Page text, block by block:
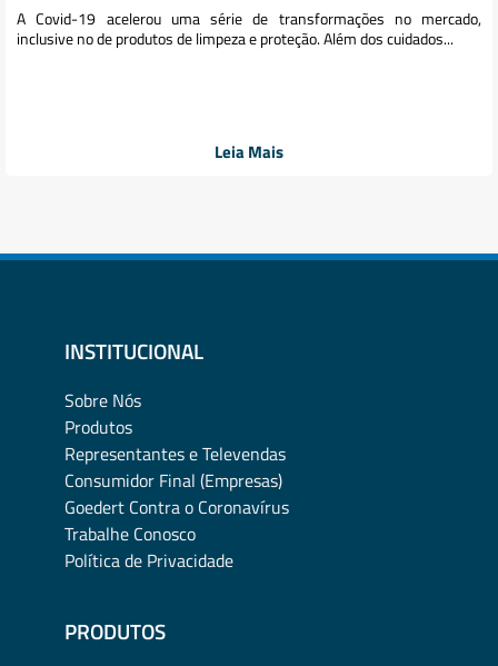
A Covid-19 acelerou uma série de transformações no mercado,
inclusive no de produtos de limpeza e proteção. Além dos cuidados...
Leia Mais
INSTITUCIONAL
Sobre Nós
Produtos
Representantes e Televendas
Consumidor Final (Empresas)
Goedert Contra o Coronavírus
Trabalhe Conosco
Política de Privacidade
PRODUTOS